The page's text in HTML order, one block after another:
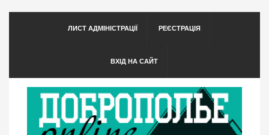
ЛИСТ АДМІНІСТРАЦІЇ РЕЄСТРАЦІЯ
ВХІД НА САЙТ